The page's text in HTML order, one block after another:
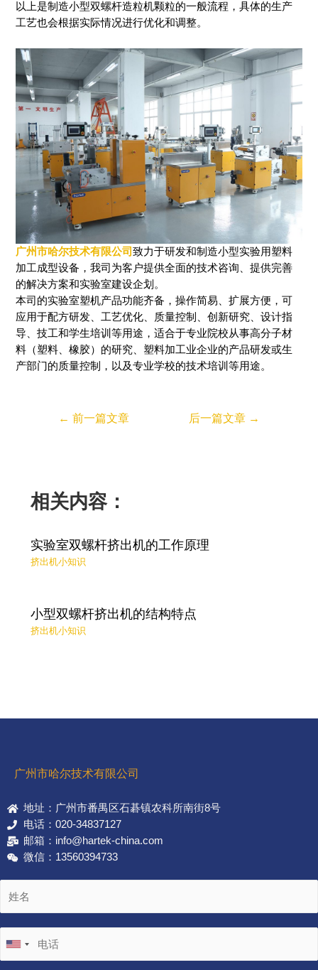
以上是制造小型双螺杆造粒机颗粒的一般流程，具体的生产
工艺也会根据实际情况进行优化和调整。
广州市哈尔技术有限公司致力于研发和制造小型实验用塑料
加工成型设备，我司为客户提供全面的技术咨询、提供完善
的解决方案和实验室建设企划。
本司的实验室塑机产品功能齐备，操作简易、扩展方便，可
应用于配方研发、工艺优化、质量控制、创新研究、设计指
导、技工和学生培训等用途，适合于专业院校从事高分子材
料（塑料、橡胶）的研究、塑料加工业企业的产品研发或生
产部门的质量控制，以及专业学校的技术培训等用途。
← 前一篇文章 后一篇文章 →
相关内容：
实验室双螺杆挤出机的工作原理
挤出机小知识
小型双螺杆挤出机的结构特点
挤出机小知识
广州市哈尔技术有限公司
地址：广州市番禺区石碁镇农科所南街8号
电话：020-34837127
邮箱：info@hartek-china.com
微信：13560394733